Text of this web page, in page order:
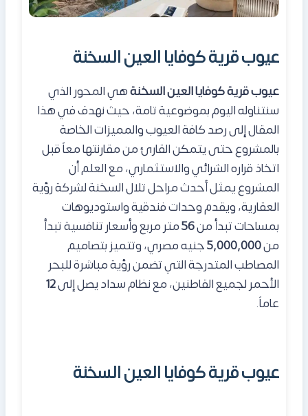
عيوب قرية كوفايا العين السخنة
عيوب قرية كوفايا العين السخنةهي المحور الذي
سنتناوله اليوم بموضوعية تامة، حيث نهدف في هذا
المقال إلى رصد كافة العيوب والمميزات الخاصة
بالمشروع حتى يتمكن القارئ من مقارنتها معاً قبل
اتخاذ قراره الشرائي والاستثماري، مع العلم أن
المشروع يمثل أحدث مراحل تلال السخنة لشركة رؤية
العقارية، ويقدم وحدات فندقية واستوديوهات
بمساحات تبدأ من56متر مربع وأسعار تنافسية تبدأ
من5,000,000جنيه مصري، وتتميز بتصاميم
المصاطب المتدرجة التي تضمن رؤية مباشرة للبحر
الأحمر لجميع القاطنين، مع نظام سداد يصل إلى12
عاماً.
عيوب قرية كوفايا العين السخنة